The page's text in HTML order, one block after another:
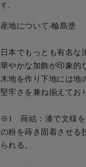
す。
産地について-輪島塗
日本でもっとも有名
華やかな加飾が印象的
木地を作り下地には地
堅牢さを兼ね揃えてお
※1 蒔絵：漆で文様を
の粉を蒔き固着させる
られる。